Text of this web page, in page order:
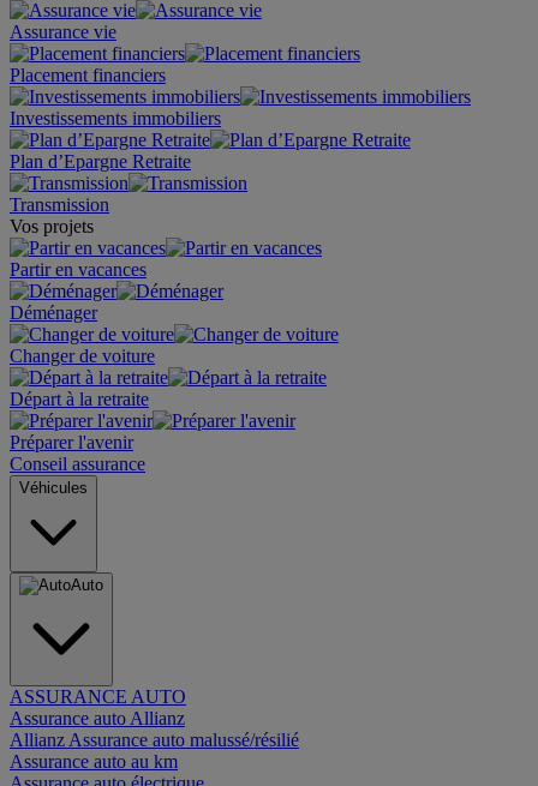
Assurance vie
Placement financiers
Investissements immobiliers
Plan d’Epargne Retraite
Transmission
Vos projets
Partir en vacances
Déménager
Changer de voiture
Départ à la retraite
Préparer l'avenir
Conseil assurance
Véhicules
Auto
ASSURANCE AUTO
Assurance auto Allianz
Allianz Assurance auto malussé/résilié
Assurance auto au km